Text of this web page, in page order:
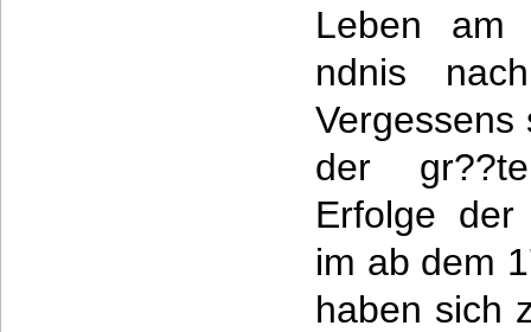
Leben am
ndnis
der
Erfolge
im ab dem
haben sich